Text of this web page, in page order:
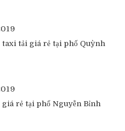
taxi tải giá rẻ tại phố Quỳnh
rẻ tại phố Nguyễn Bỉnh